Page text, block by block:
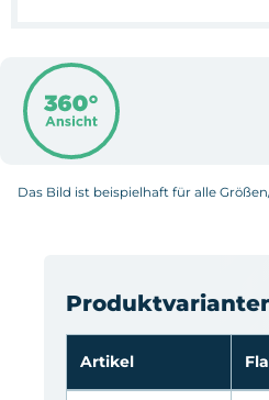
Das Bild ist beispielhaft für alle
Artikel